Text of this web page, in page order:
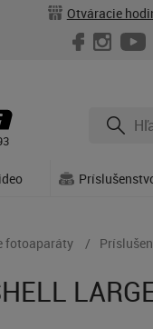
Otváracie
fotoaparáty